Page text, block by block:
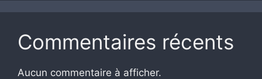
Commentaires récents
Aucun commentaire à afficher.